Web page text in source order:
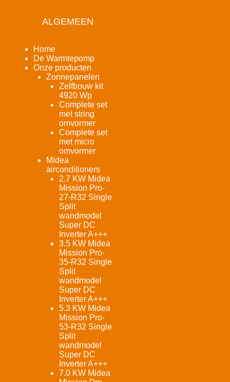
ALGEMEEN
Home
De Warmtepomp
Onze producten
Zonnepanelen
Zelfbouw kit
4920 Wp
Complete set
met string
omvormer
Complete set
met micro
omvormer
Midea
airconditioners
2.7 KW Midea
Mission Pro-
27-R32 Single
Split
wandmodel
Super DC
Inverter A+++
3.5 KW Midea
Mission Pro-
35-R32 Single
Split
wandmodel
Super DC
Inverter A+++
5.3 KW Midea
Mission Pro-
53-R32 Single
Split
wandmodel
Super DC
Inverter A+++
7.0 KW Midea